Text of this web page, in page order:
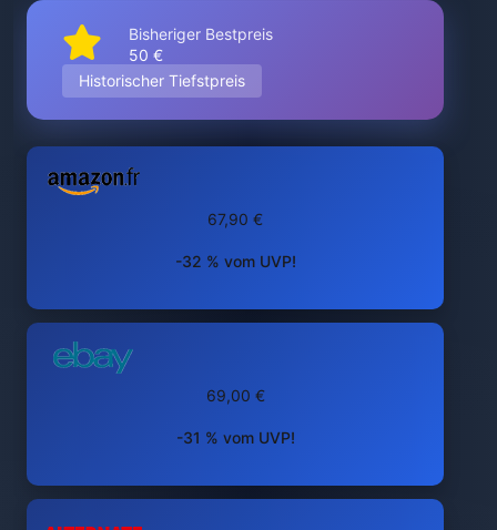
Bisheriger Bestpreis
50 €
Historischer Tiefstpreis
67,90 €
-32 % vom UVP!
69,00 €
-31 % vom UVP!